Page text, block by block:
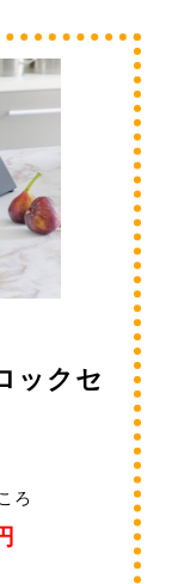
ックセ
ろ